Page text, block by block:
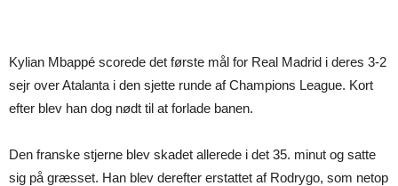
Kylian Mbappé scorede det første mål for Real Madrid i deres 3-2
sejr over Atalanta i den sjette runde af Champions League. Kort
efter blev han dog nødt til at forlade banen.
Den franske stjerne blev skadet allerede i det 35. minut og satte
sig på græsset. Han blev derefter erstattet af Rodrygo, som netop